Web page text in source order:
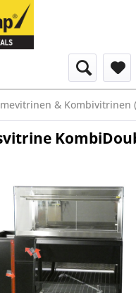
& Kombivitrinen